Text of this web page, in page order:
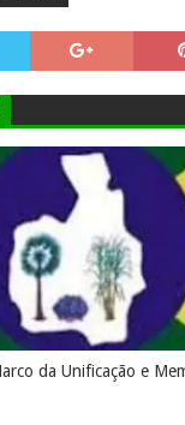
da Unificação e